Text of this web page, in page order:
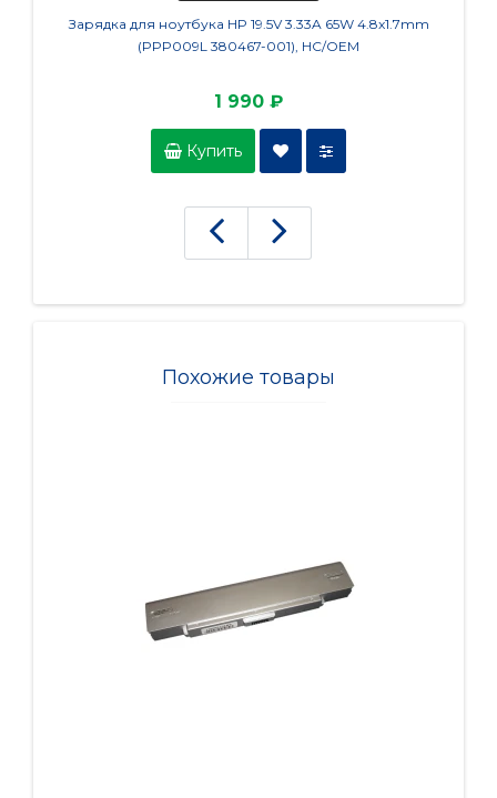
Зарядка для ноутбука HP 19.5V 3.33A 65W 4.8x1.7mm
(PPP009L 380467-001), HC/OEM
1 990 ₽
Купить
Похожие товары